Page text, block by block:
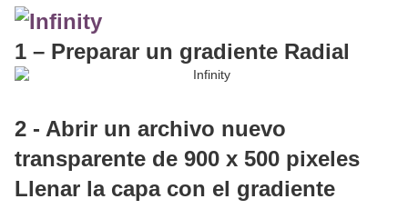
1 – Preparar un gradiente Radial
2 - Abrir un archivo nuevo
transparente de 900 x 500 pixeles
Llenar la capa con el gradiente